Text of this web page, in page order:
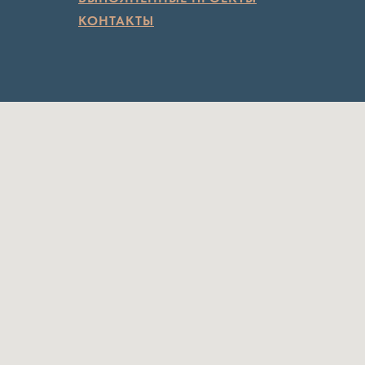
КОНТАКТЫ